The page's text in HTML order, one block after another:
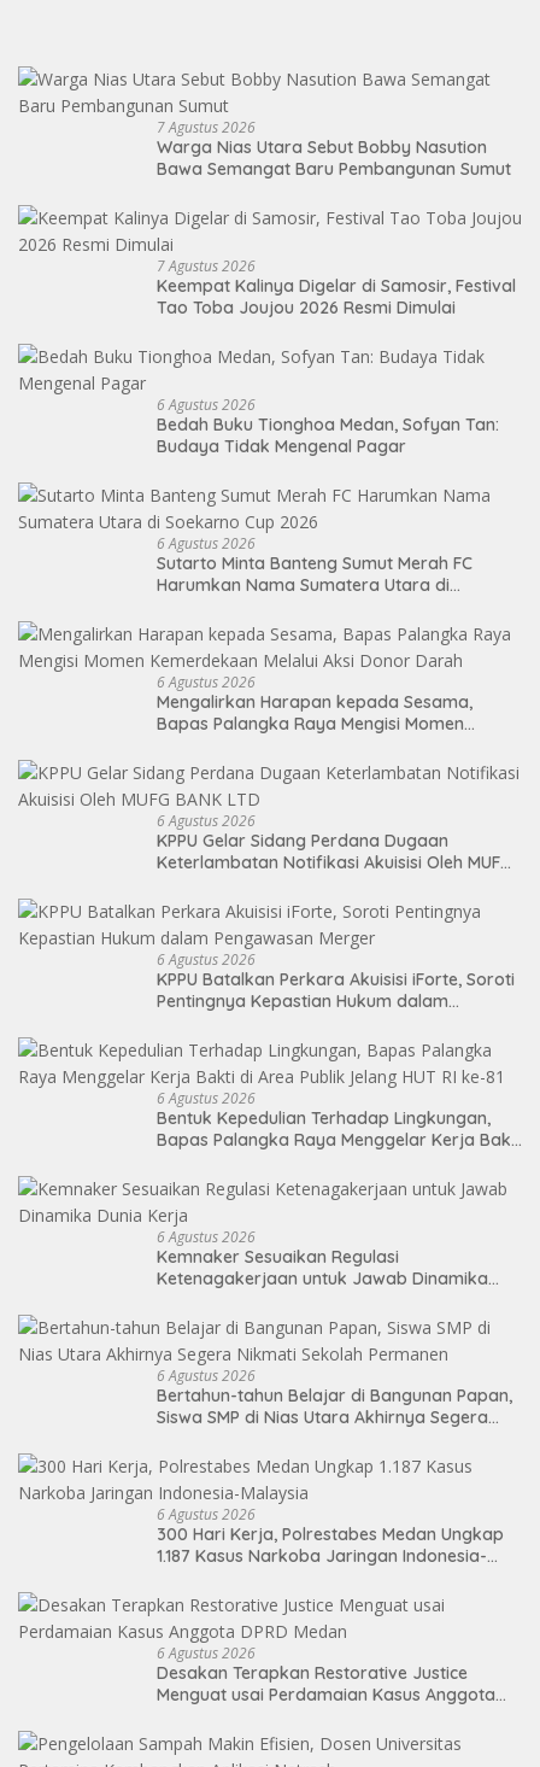
7 Agustus 2026
Warga Nias Utara Sebut Bobby Nasution
Bawa Semangat Baru Pembangunan Sumut
7 Agustus 2026
Keempat Kalinya Digelar di Samosir, Festival
Tao Toba Joujou 2026 Resmi Dimulai
6 Agustus 2026
Bedah Buku Tionghoa Medan, Sofyan Tan:
Budaya Tidak Mengenal Pagar
6 Agustus 2026
Sutarto Minta Banteng Sumut Merah FC
Harumkan Nama Sumatera Utara di
6 Agustus 2026
Mengalirkan Harapan kepada Sesama,
Bapas Palangka Raya Mengisi Momen
6 Agustus 2026
KPPU Gelar Sidang Perdana Dugaan
Keterlambatan Notifikasi Akuisisi Oleh MUFG
6 Agustus 2026
KPPU Batalkan Perkara Akuisisi iForte, Soroti
Pentingnya Kepastian Hukum dalam
6 Agustus 2026
Bentuk Kepedulian Terhadap Lingkungan,
Bapas Palangka Raya Menggelar Kerja Bakti
6 Agustus 2026
Kemnaker Sesuaikan Regulasi
Ketenagakerjaan untuk Jawab Dinamika
6 Agustus 2026
Bertahun-tahun Belajar di Bangunan Papan,
Siswa SMP di Nias Utara Akhirnya Segera
6 Agustus 2026
300 Hari Kerja, Polrestabes Medan Ungkap
1.187 Kasus Narkoba Jaringan Indonesia-
6 Agustus 2026
Desakan Terapkan Restorative Justice
Menguat usai Perdamaian Kasus Anggota